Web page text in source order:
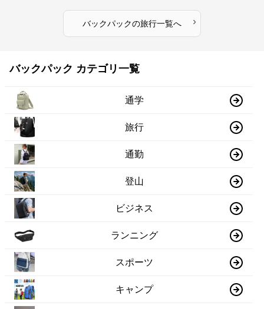
バックパックの旅行一覧へ ›
バックパック カテゴリ一覧
通学
旅行
通勤
登山
ビジネス
ランニング
スポーツ
キャンプ